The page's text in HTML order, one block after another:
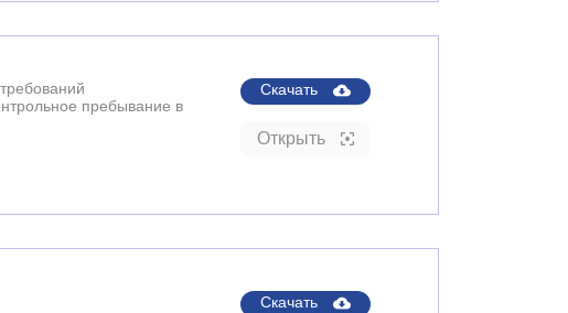
пребывание в
Скачать
Открыть
Скачать